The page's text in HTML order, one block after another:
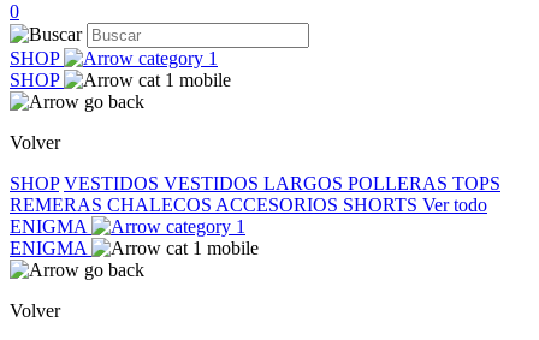
0
SHOP
SHOP
Volver
SHOP VESTIDOS VESTIDOS LARGOS POLLERAS TOPS
REMERAS CHALECOS ACCESORIOS SHORTS Ver todo
ENIGMA
ENIGMA
Volver